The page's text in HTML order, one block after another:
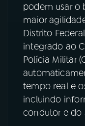
ACOMPANHE A RÁDIO
YouTube
Instagram
TikTok
podem usar o
maior
Distrito
integrado ao
Polícia Militar
tempo real e
incluindo
condutor e do